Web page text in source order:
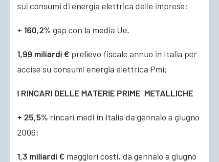
sui consumi di energia elettrica delle imprese;
+ 160,2% gap con la media Ue.
1,99 miliardi € prelievo fiscale annuo in Italia per
accise su consumi energia elettrica Pmi;
I RINCARI DELLE MATERIE PRIME METALLICHE
+ 25,5% rincari medi in Italia da gennaio a giugno
2006;
1,3 miliardi € maggiori costi, da gennaio a giugno